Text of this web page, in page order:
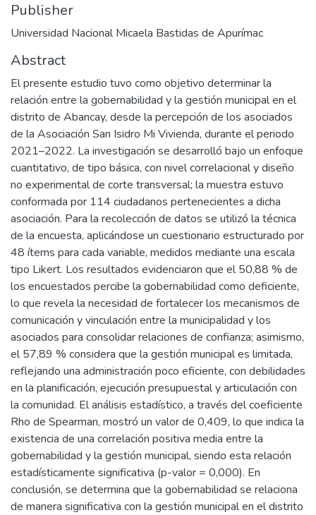
Publisher
Universidad Nacional Micaela Bastidas de Apurímac
Abstract
El presente estudio tuvo como objetivo determinar la
relación entre la gobernabilidad y la gestión municipal en el
distrito de Abancay, desde la percepción de los asociados
de la Asociación San Isidro Mi Vivienda, durante el periodo
2021–2022. La investigación se desarrolló bajo un enfoque
cuantitativo, de tipo básica, con nivel correlacional y diseño
no experimental de corte transversal; la muestra estuvo
conformada por 114 ciudadanos pertenecientes a dicha
asociación. Para la recolección de datos se utilizó la técnica
de la encuesta, aplicándose un cuestionario estructurado por
48 ítems para cada variable, medidos mediante una escala
tipo Likert. Los resultados evidenciaron que el 50,88 % de
los encuestados percibe la gobernabilidad como deficiente,
lo que revela la necesidad de fortalecer los mecanismos de
comunicación y vinculación entre la municipalidad y los
asociados para consolidar relaciones de confianza; asimismo,
el 57,89 % considera que la gestión municipal es limitada,
reflejando una administración poco eficiente, con debilidades
en la planificación, ejecución presupuestal y articulación con
la comunidad. El análisis estadístico, a través del coeficiente
Rho de Spearman, mostró un valor de 0,409, lo que indica la
existencia de una correlación positiva media entre la
gobernabilidad y la gestión municipal, siendo esta relación
estadísticamente significativa (p-valor = 0,000). En
conclusión, se determina que la gobernabilidad se relaciona
de manera significativa con la gestión municipal en el distrito